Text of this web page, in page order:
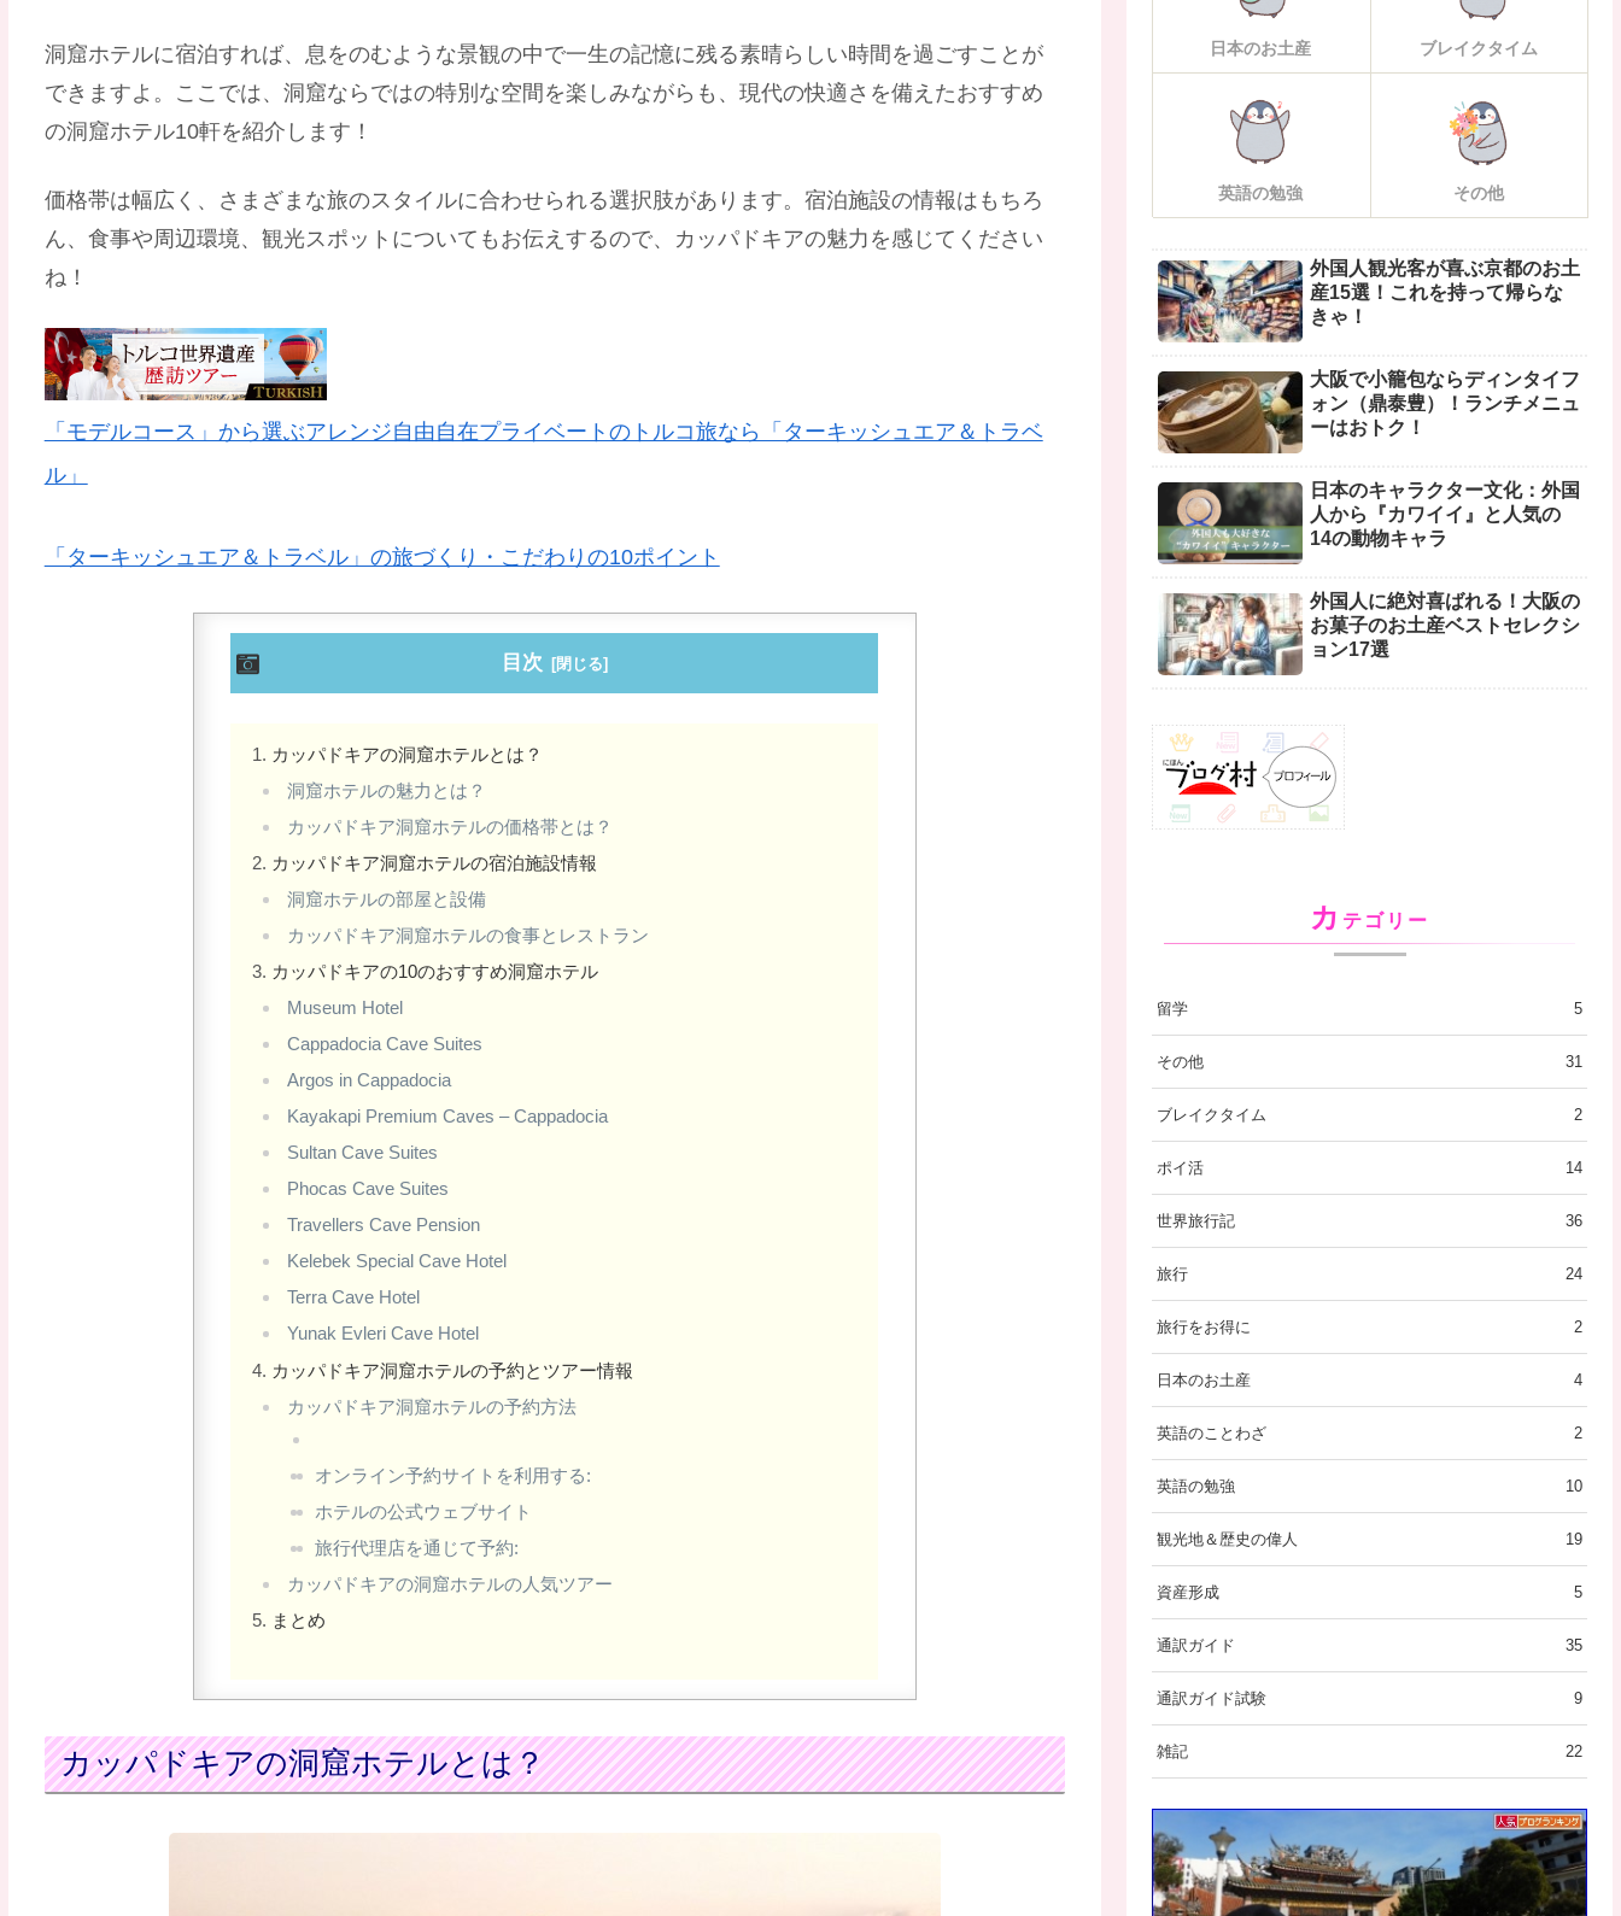
洞窟ホテルに宿泊すれば、息をのむような景観の中で一生の記憶に残る素晴らしい時間を過ごすことが
できますよ。ここでは、洞窟ならではの特別な空間を楽しみながらも、現代の快適さを備えたおすすめ
の洞窟ホテル10軒を紹介します！
価格帯は幅広く、さまざまな旅のスタイルに合わせられる選択肢があります。宿泊施設の情報はもちろ
ん、食事や周辺環境、観光スポットについてもお伝えするので、カッパドキアの魅力を感じてください
ね！
「モデルコース」から選ぶアレンジ自由自在プライベートのトルコ旅なら「ターキッシュエア＆トラベ
ル」
「ターキッシュエア＆トラベル」の旅づくり・こだわりの10ポイント
目次
カッパドキアの洞窟ホテルとは？
洞窟ホテルの魅力とは？
カッパドキア洞窟ホテルの価格帯とは？
カッパドキア洞窟ホテルの宿泊施設情報
洞窟ホテルの部屋と設備
カッパドキア洞窟ホテルの食事とレストラン
カッパドキアの10のおすすめ洞窟ホテル
Museum Hotel
Cappadocia Cave Suites
Argos in Cappadocia
Kayakapi Premium Caves – Cappadocia
Sultan Cave Suites
Phocas Cave Suites
Travellers Cave Pension
Kelebek Special Cave Hotel
Terra Cave Hotel
Yunak Evleri Cave Hotel
カッパドキア洞窟ホテルの予約とツアー情報
カッパドキア洞窟ホテルの予約方法
オンライン予約サイトを利用する:
ホテルの公式ウェブサイト
旅行代理店を通じて予約:
カッパドキアの洞窟ホテルの人気ツアー
まとめ
カッパドキアの洞窟ホテルとは？
日本のお土産 ブレイクタイム
英語の勉強 その他
外国人観光客が喜ぶ京都のお土
産15選！これを持って帰らな
きゃ！
大阪で小籠包ならディンタイフ
ォン（鼎泰豊）！ランチメニュ
ーはおトク！
日本のキャラクター文化：外国
人から『カワイイ』と人気の
14の動物キャラ
外国人に絶対喜ばれる！大阪の
お菓子のお土産ベストセレクシ
ョン17選
カ テゴリー
留学 5
その他 31
ブレイクタイム 2
ポイ活 14
世界旅行記 36
旅行 24
旅行をお得に 2
日本のお土産 4
英語のことわざ 2
英語の勉強 10
観光地＆歴史の偉人 19
資産形成 5
通訳ガイド 35
通訳ガイド試験 9
雑記 22